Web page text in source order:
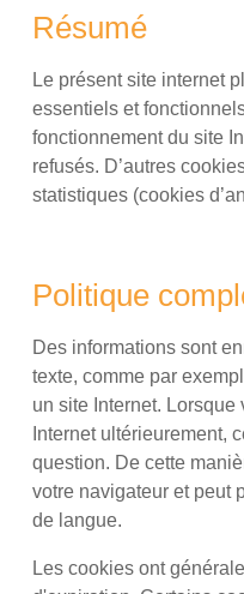
Résumé
Le présent site internet
essentiels et
fonctionnement du site
refusés. D’autres
statistiques (cookies
Politique
Des informations sont
texte, comme par
un site Internet.
Internet ultérieurement,
question. De cette
votre navigateur et peut
de langue.
Les cookies ont